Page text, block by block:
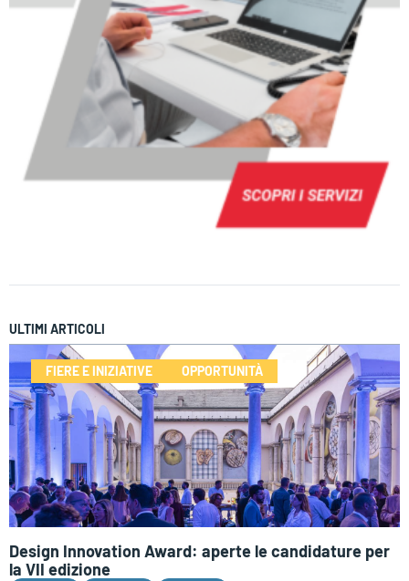
ULTIMI ARTICOLI
FIERE E INIZIATIVE OPPORTUNITÀ
Design Innovation Award: aperte le candidature per
la VII edizione